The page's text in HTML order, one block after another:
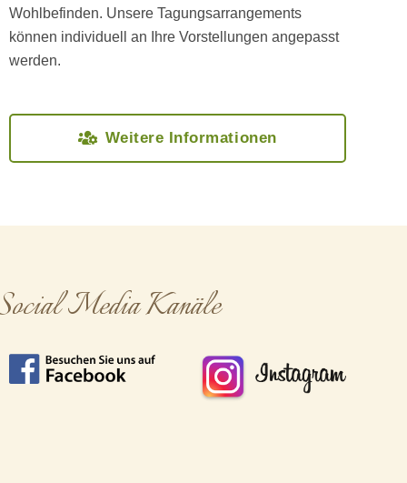
Wohlbefinden. Unsere Tagungsarrangements
können individuell an Ihre Vorstellungen angepasst
werden.
Weitere Informationen
Media Kanäle